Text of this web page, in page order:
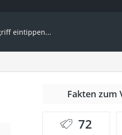
Fakten zum
72